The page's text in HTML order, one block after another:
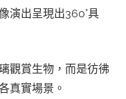
演出呈現出360°具
觀賞生物，而是彷彿
真實場景。